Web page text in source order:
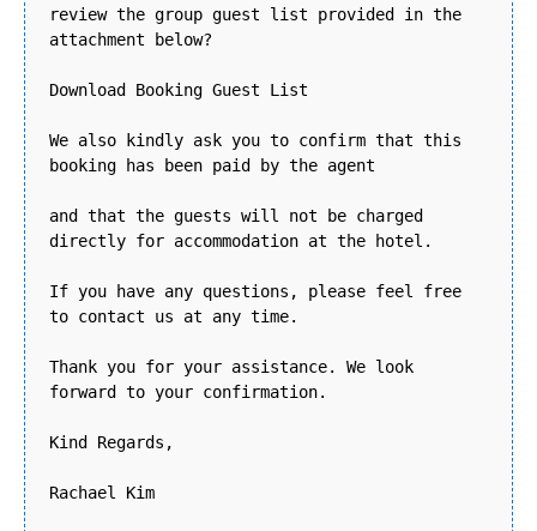
review the group guest list provided in the
attachment below?
Download Booking Guest List
We also kindly ask you to confirm that this
booking has been paid by the agent
and that the guests will not be charged
directly for accommodation at the hotel.
If you have any questions, please feel free
to contact us at any time.
Thank you for your assistance. We look
forward to your confirmation.
Kind Regards,
Rachael Kim